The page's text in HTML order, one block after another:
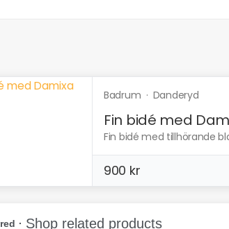
Badrum · Danderyd
Fin bidé med
Fin bidé med tillhörande
900 kr